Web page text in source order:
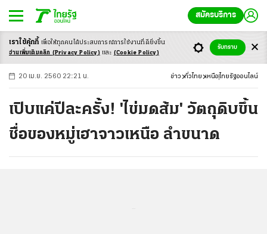
สมัครบริการ
-ก ก ก+
20 เม.ย. 2560 22:21 น. ข่าว ทั่วไทย เหนือ ไทยรัฐออนไลน์
เปิบแค่ปีละครั้ง! 'ไข่มดส้ม' วัตถุดิบขึ้น
ชื่อของหมู่เฮาจาวเหนือ ลำขนาด
เราใช้คุ้กกี้ เพื่อให้ทุกคนได้ประสบการณ์การใช้งานที่ดียิ่งขึ้น
อ่านเพิ่มเติมคลิก (Privacy Policy) และ (Cookie Policy)
รับทราบ